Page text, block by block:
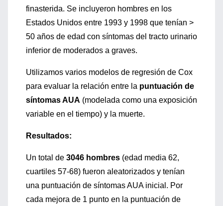
finasterida. Se incluyeron hombres en los
Estados Unidos entre 1993 y 1998 que tenían >
50 años de edad con síntomas del tracto urinario
inferior de moderados a graves.
Utilizamos varios modelos de regresión de Cox
para evaluar la relación entre la puntuación de
síntomas AUA (modelada como una exposición
variable en el tiempo) y la muerte.
Resultados:
Un total de 3046 hombres (edad media 62,
cuartiles 57-68) fueron aleatorizados y tenían
una puntuación de síntomas AUA inicial. Por
cada mejora de 1 punto en la puntuación de